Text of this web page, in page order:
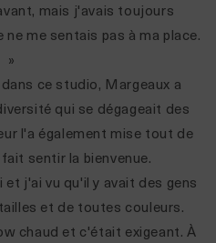
mais j'avais toujours
me sentais pas à ma place.
»
ce studio, Margeaux a
qui se dégageait des
l'a également mise tout de
sentir la bienvenue.
et j'ai vu qu'il y avait des gens
et de toutes couleurs.
chaud et c'était exigeant. À